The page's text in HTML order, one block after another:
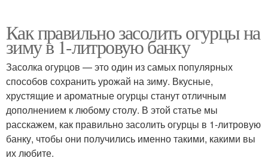
Как правильно засолить огурцы на
зиму в 1-литровую банку
Засолка огурцов — это один из самых популярных
способов сохранить урожай на зиму. Вкусные,
хрустящие и ароматные огурцы станут отличным
дополнением к любому столу. В этой статье мы
расскажем, как правильно засолить огурцы в 1-литровую
банку, чтобы они получились именно такими, какими вы
их любите.